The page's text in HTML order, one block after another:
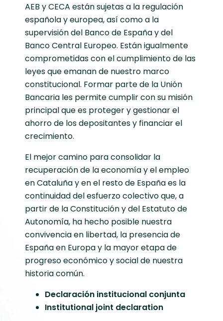
AEB y CECA están sujetas a la regulación
española y europea, así como a la
supervisión del Banco de España y del
Banco Central Europeo. Están igualmente
comprometidas con el cumplimiento de las
leyes que emanan de nuestro marco
constitucional. Formar parte de la Unión
Bancaria les permite cumplir con su misión
principal que es proteger y gestionar el
ahorro de los depositantes y financiar el
crecimiento.
El mejor camino para consolidar la
recuperación de la economía y el empleo
en Cataluña y en el resto de España es la
continuidad del esfuerzo colectivo que, a
partir de la Constitución y del Estatuto de
Autonomía, ha hecho posible nuestra
convivencia en libertad, la presencia de
España en Europa y la mayor etapa de
progreso económico y social de nuestra
historia común.
Declaración institucional conjunta
Institutional joint declaration